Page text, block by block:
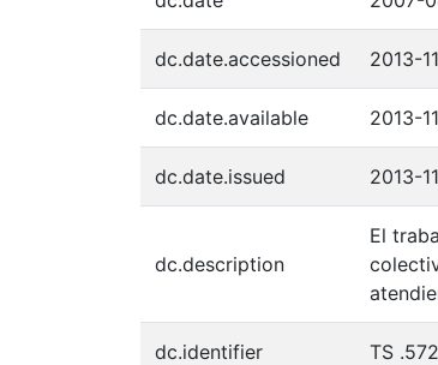
dc.date.accessioned 2013-
dc.date.available 2013-
dc.date.issued 2013-
dc.description
El
dc.identifier TS